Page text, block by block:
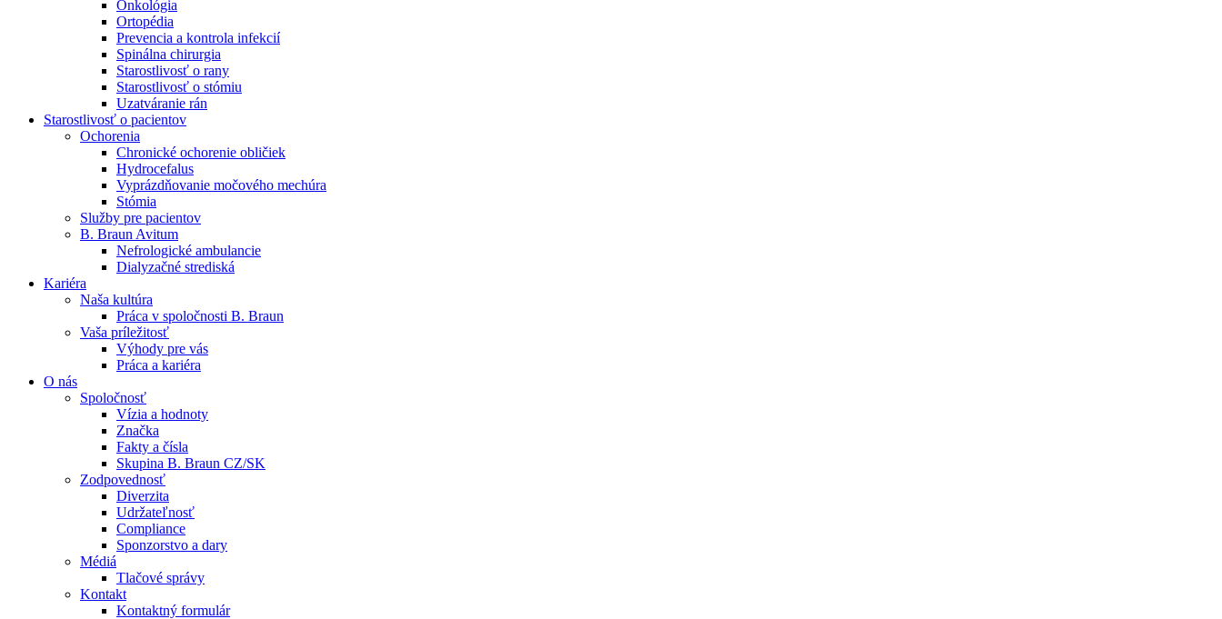
Produktový katalóg​
Objavte naše produkty. ​Navštívte produktový katalóg B. Braun​ s našim kompletným produktovým portfóliom.​
Dialyzačné strediská
B. Braun Avitum poskytuje kvalitnú dialyzačnú starostlivosť vo všetkých svojich strediskách na Slovensku. Viac informácií nájdete na stránke jednotlivých stredísk.
Nájdite si prácu u nás​
Objavte svoje kariérne príležitosti ​v B. Braun. Vyhľadajte náš trh práce​ pre zaujímavé pozície na Slovensku.​
Zostaňte v dialógu s B. Braun. Kontaktujte nás.
Onkológia
Ortopédia
Prevencia a kontrola infekcií
Spinálna chirurgia
Starostlivosť o rany
Starostlivosť o stómiu
Uzatváranie rán
Starostlivosť o pacientov
Ochorenia
Chronické ochorenie obličiek
Hydrocefalus
Vyprázdňovanie močového mechúra
Stómia
Služby pre pacientov
B. Braun Avitum
Nefrologické ambulancie
Dialyzačné strediská
Kariéra
Naša kultúra
Práca v spoločnosti B. Braun
Vaša príležitosť
Výhody pre vás
Práca a kariéra
O nás
Spoločnosť
Vízia a hodnoty
Značka
Fakty a čísla
Skupina B. Braun CZ/SK
Zodpovednosť
Diverzita
Udržateľnosť
Compliance
Sponzorstvo a dary
Médiá
Tlačové správy
Kontakt
Kontaktný formulár